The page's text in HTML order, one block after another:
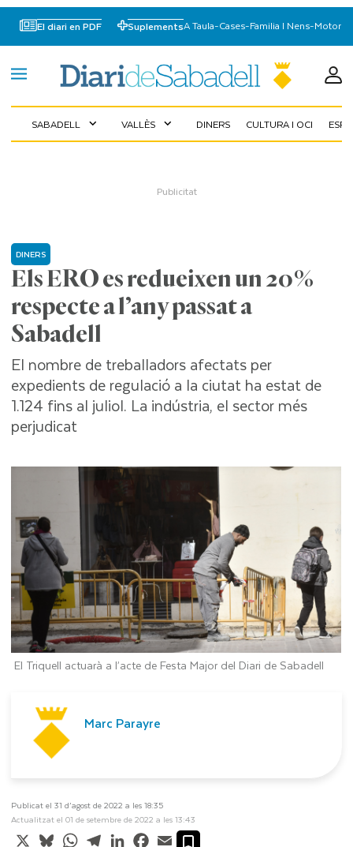
El diari en PDF SuplementsA Taula-Cases-Familia I Nens-Motor
SABADELL expand_more VALLÈS expand_more DINERS CULTURA I OCI
Els ERO es redueixen un 20%
respecte a l’any passat a
Sabadell
DINERS
El nombre de treballadors afectats per
expedients de regulació a la ciutat ha estat de
1.124 fins al juliol. La indústria, el sector més
perjudicat
El Triquell actuarà a l’acte de Festa Major del Diari de Sabadell
Marc Parayre
Publicat el 31 d’agost de 2022 a les 18:35
Actualitzat el 01 de setembre de 2022 a les 13:43
X BlueskyWhatsApp
TelegramLinkedInFacebook
Email